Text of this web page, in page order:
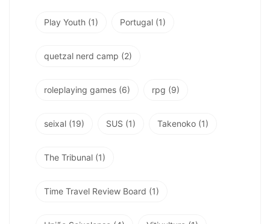
Play Youth (1) Portugal (1)
quetzal nerd camp (2)
roleplaying games (6) rpg (9)
seixal (19) SUS (1) Takenoko (1)
The Tribunal (1)
Time Travel Review Board (1)